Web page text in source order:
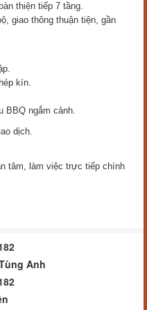
thiện tiếp 7 tầng.
giao thông thuận tiện, gần
kín.
BBQ ngắm cảnh.
dịch.
tâm, làm việc trực tiếp chính
Anh